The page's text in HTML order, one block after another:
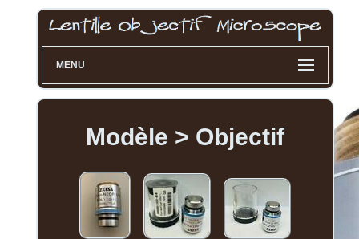
MENU
Modèle > Objectif